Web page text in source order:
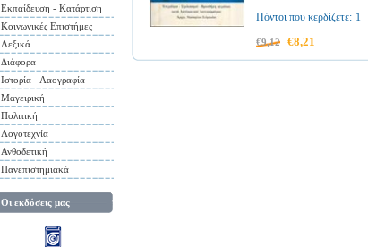
Εκπαίδευση - Κατάρτιση
Κοινωνικές Επιστήμες
Λεξικά
Διάφορα
Ιστορία - Λαογραφία
Μαγειρική
Πολιτική
Λογοτεχνία
Ανθοδετική
Πανεπιστημιακά
Οι εκδόσεις μας
Πόντοι που κερδίζετε: 1
€9,12 €8,21